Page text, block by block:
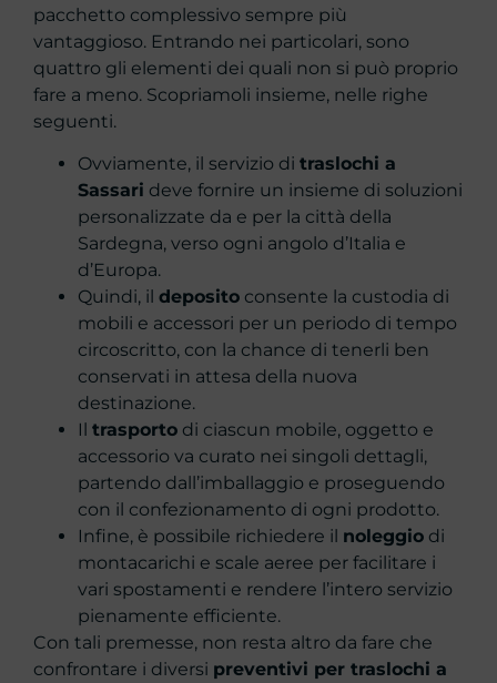
pacchetto complessivo sempre più
vantaggioso. Entrando nei particolari, sono
quattro gli elementi dei quali non si può proprio
fare a meno. Scopriamoli insieme, nelle righe
seguenti.
Ovviamente, il servizio di traslochi a
Sassari deve fornire un insieme di soluzioni
personalizzate da e per la città della
Sardegna, verso ogni angolo d’Italia e
d’Europa.
Quindi, il deposito consente la custodia di
mobili e accessori per un periodo di tempo
circoscritto, con la chance di tenerli ben
conservati in attesa della nuova
destinazione.
Il trasporto di ciascun mobile, oggetto e
accessorio va curato nei singoli dettagli,
partendo dall’imballaggio e proseguendo
con il confezionamento di ogni prodotto.
Infine, è possibile richiedere il noleggio di
montacarichi e scale aeree per facilitare i
vari spostamenti e rendere l’intero servizio
pienamente efficiente.
Con tali premesse, non resta altro da fare che
confrontare i diversi preventivi per traslochi a